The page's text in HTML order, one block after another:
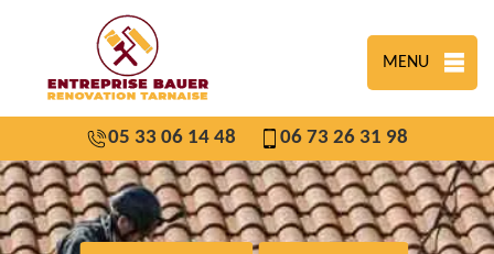
MENU
05 33 06 14 48 06 73 26 31 98